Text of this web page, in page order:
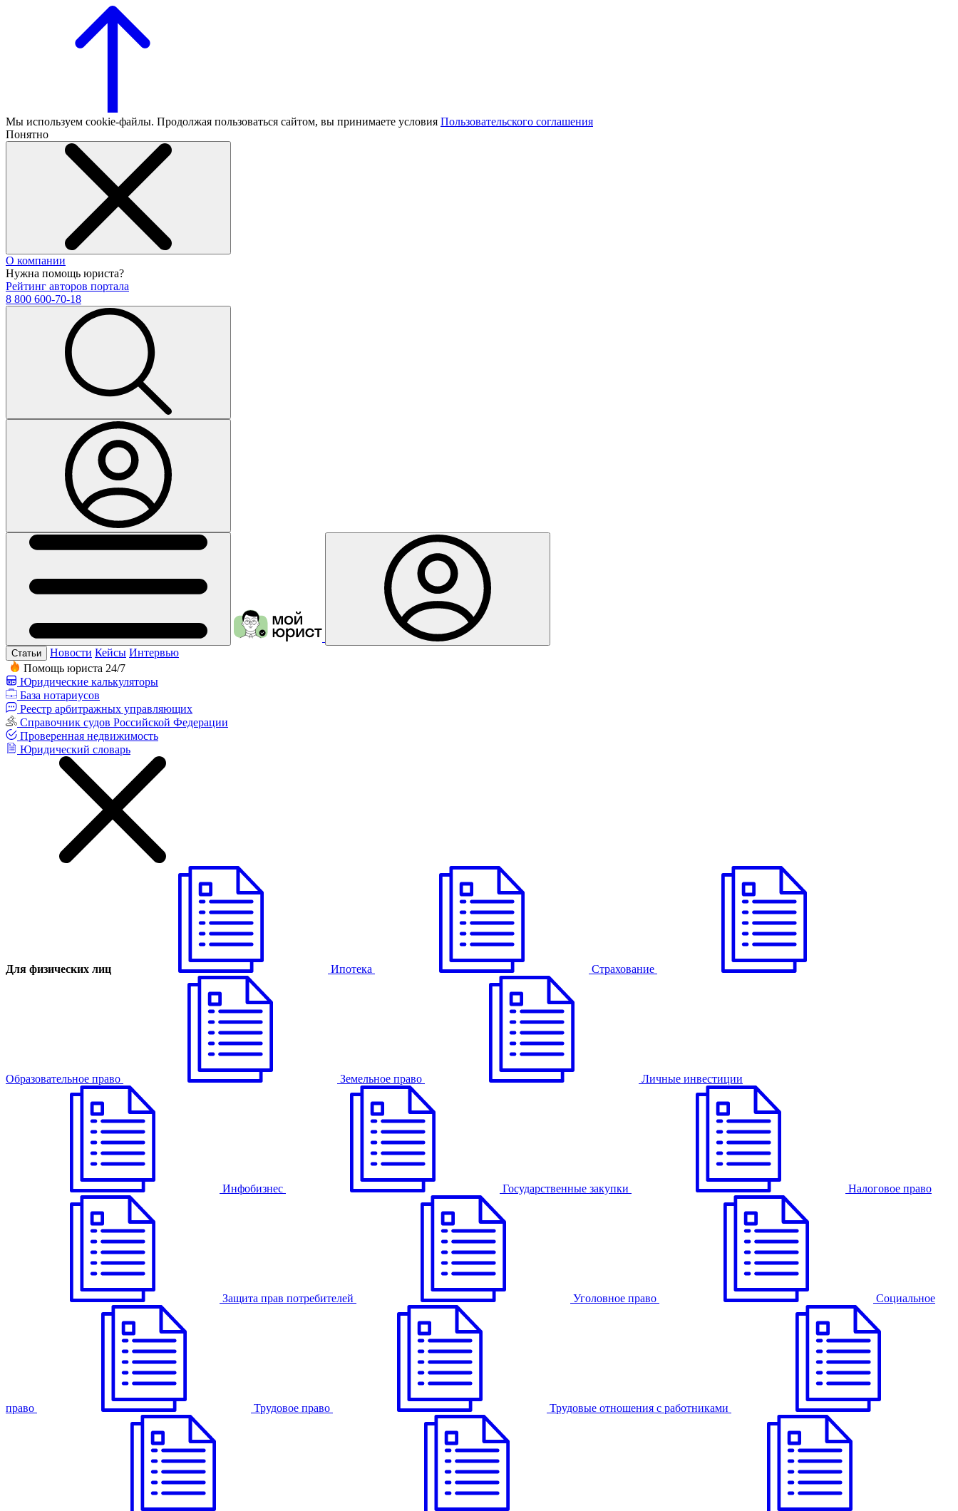
Мы используем cookie-файлы. Продолжая пользоваться сайтом, вы принимаете условия Пользовательского соглашения
Понятно
О компании
Нужна помощь юриста?
Рейтинг авторов портала
8 800 600-70-18
Статьи Новости Кейсы Интервью
Помощь юриста 24/7
Юридические калькуляторы
База нотариусов
Реестр арбитражных управляющих
Справочник судов Российской Федерации
Проверенная недвижимость
Юридический словарь
Для физических лиц Ипотека Страхование
Образовательное право Земельное право Личные инвестиции
Инфобизнес Государственные закупки Налоговое право
Защита прав потребителей Уголовное право Cоциальное
право Трудовое право Трудовые отношения с работниками